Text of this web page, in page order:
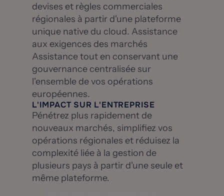
devises et règles commerciales
régionales à partir d'une plateforme
unique native du cloud. Assistance
aux exigences des marchés
Assistance tout en conservant une
gouvernance centralisée sur
l'ensemble de vos opérations
européennes.
L'IMPACT SUR L'ENTREPRISE
Pénétrez plus rapidement de
nouveaux marchés, simplifiez vos
opérations régionales et réduisez la
complexité liée à la gestion de
plusieurs pays à partir d'une seule et
même plateforme.